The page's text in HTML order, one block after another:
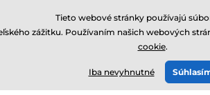
EUR
Tieto webové stránky používajú
zážitku. Používaním našich webových
cookie.
Iba nevyhnutné